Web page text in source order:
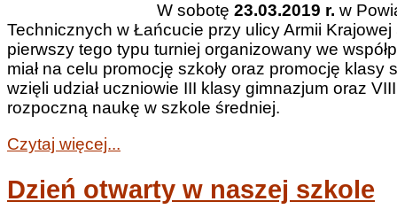
W sobotę 23.03.2019 r. w
Technicznych w Łańcucie przy ulicy Armii
pierwszy tego typu turniej organizowany we
miał na celu promocję szkoły oraz promocję
wzięli udział uczniowie III klasy gimnazjum oraz
rozpoczną naukę w szkole średniej.
Czytaj więcej...
Dzień otwarty w naszej szkole